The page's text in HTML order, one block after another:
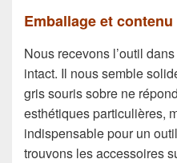
Emballage et
Nous recevons l’outil
intact. Il nous semble
gris souris sobre ne
esthétiques particulières,
indispensable pour un
trouvons les accessoires